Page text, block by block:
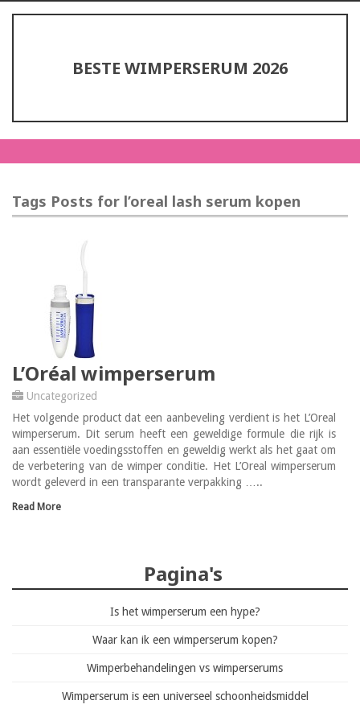
BESTE WIMPERSERUM 2026
Tags Posts for l’oreal lash serum kopen
L’Oréal wimperserum
Uncategorized
Het volgende product dat een aanbeveling verdient is het L’Oreal
wimperserum. Dit serum heeft een geweldige formule die rijk is
aan essentiële voedingsstoffen en geweldig werkt als het gaat om
de verbetering van de wimper conditie. Het L’Oreal wimperserum
wordt geleverd in een transparante verpakking …..
Read More
Pagina's
Is het wimperserum een hype?
Waar kan ik een wimperserum kopen?
Wimperbehandelingen vs wimperserums
Wimperserum is een universeel schoonheidsmiddel